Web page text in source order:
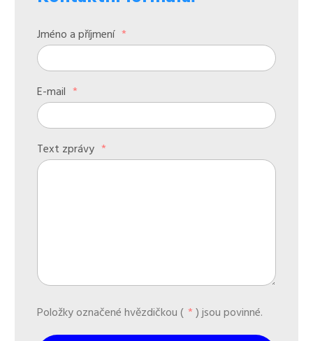
Jméno a příjmení *
E-mail *
Text zprávy *
Položky označené hvězdičkou ( *) jsou povinné.